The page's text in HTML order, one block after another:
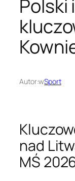
Polski
Autor:wSport
nad
MŚ